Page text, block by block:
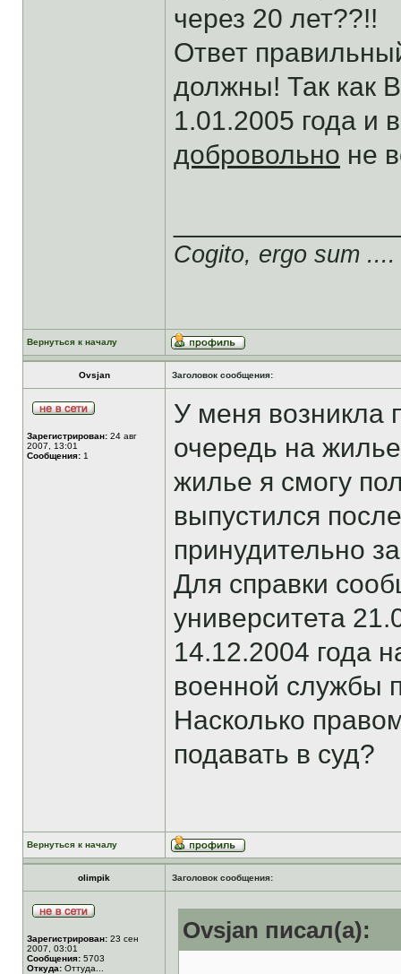
через 20 лет??!!
Ответ
должны! Так как
1.01.2005 года и
добровольно не
Cogito, ergo sum ....
Вернуться к началу
Ovsjan Заголовок сообщения:
Зарегистрирован: 24 авг
2007, 13:01
Сообщения: 1
У меня возникла
очередь на
жилье я смогу
выпустился
принудительно
Для справки
университета
14.12.2004 года
военной службы
Насколько
подавать в суд?
Вернуться к началу
olimpik Заголовок сообщения:
Зарегистрирован: 23 сен
2007, 03:01
Сообщения: 5703
Откуда: Оттуда...
Ovsjan писал(а):